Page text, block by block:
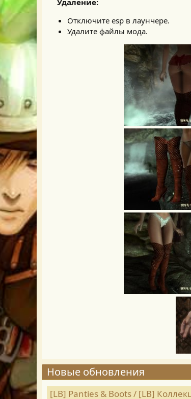
Удаление:
Отключите esp в лаунчере.
Удалите файлы мода.
Новые обновления
[LB] Panties & Boots / [LB]